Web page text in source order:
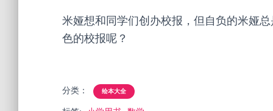
米娅想和同学们创办校报，但自负的米娅
色的校报呢？
分类： 绘本大全